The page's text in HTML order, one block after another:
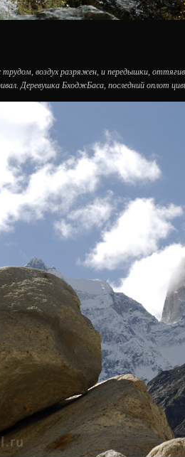
воздух разряжен, и передышки,
Деревушка БходжБаса, последний оплот